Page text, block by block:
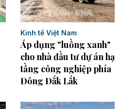
Kinh tế Việt Nam
Áp dụng "luồng xanh"
cho nhà đầu tư dự án hạ
tầng công nghiệp phía
Đông Đắk Lắk